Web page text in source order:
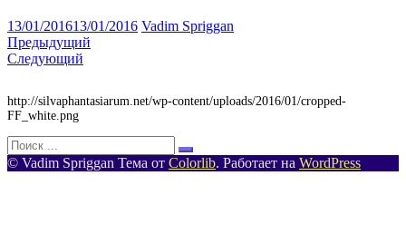
13/01/201613/01/2016 Vadim Spriggan
Предыдущий
Следующий
http://silvaphantasiarum.net/wp-content/uploads/2016/01/cropped-
FF_white.png
Поиск
для:
© Vadim Spriggan Тема от Colorlib. Работает на WordPress